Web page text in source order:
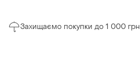
Захищаємо покупки до 1 000 грн